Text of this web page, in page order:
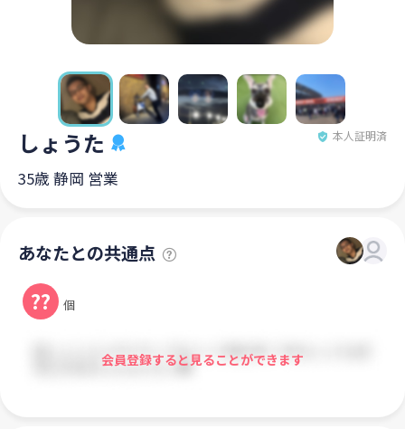
しょうた 本人証明済
35歳 静岡 営業
あなたとの共通点
?? 個
会員登録すると見ることができます